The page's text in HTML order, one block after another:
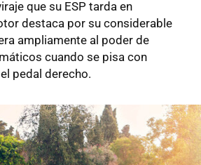
que su ESP tarda en
destaca por su considerable
ampliamente al poder de
cuando se pisa con
pedal derecho.